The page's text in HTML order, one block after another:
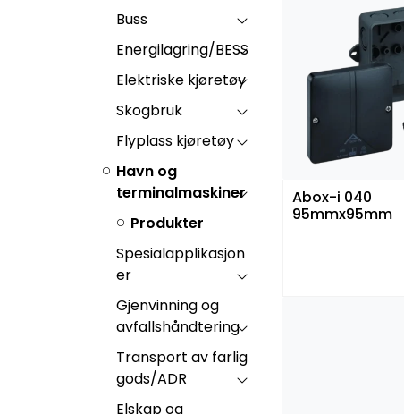
Buss
Energilagring/BESS
Elektriske kjøretøy
Skogbruk
Flyplass kjøretøy
Havn og
terminalmaskiner
Produkter
Spesialapplikasjon
er
Gjenvinning og
avfallshåndtering
Transport av farlig
gods/ADR
Elskap og
Abox-i 040
95mmx95mm